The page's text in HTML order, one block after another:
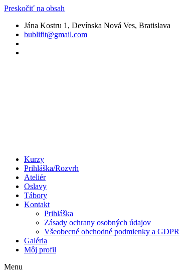
Preskočiť na obsah
Jána Kostru 1, Devínska Nová Ves, Bratislava
bublifit@gmail.com
Kurzy
Prihláška/Rozvrh
Ateliér
Oslavy
Tábory
Kontakt
Prihláška
Zásady ochrany osobných údajov
Všeobecné obchodné podmienky a GDPR
Galéria
Môj profil
Menu